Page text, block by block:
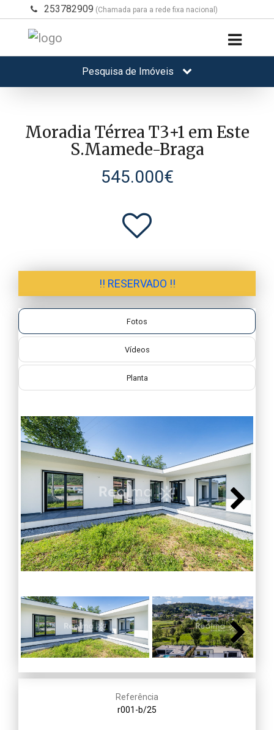
253782909 (Chamada para a rede fixa nacional)
Pesquisa de Imóveis
Moradia Térrea T3+1 em Este
S.Mamede-Braga
545.000€
!! RESERVADO !!
Fotos
Vídeos
Planta
Next
Next
Referência
r001-b/25